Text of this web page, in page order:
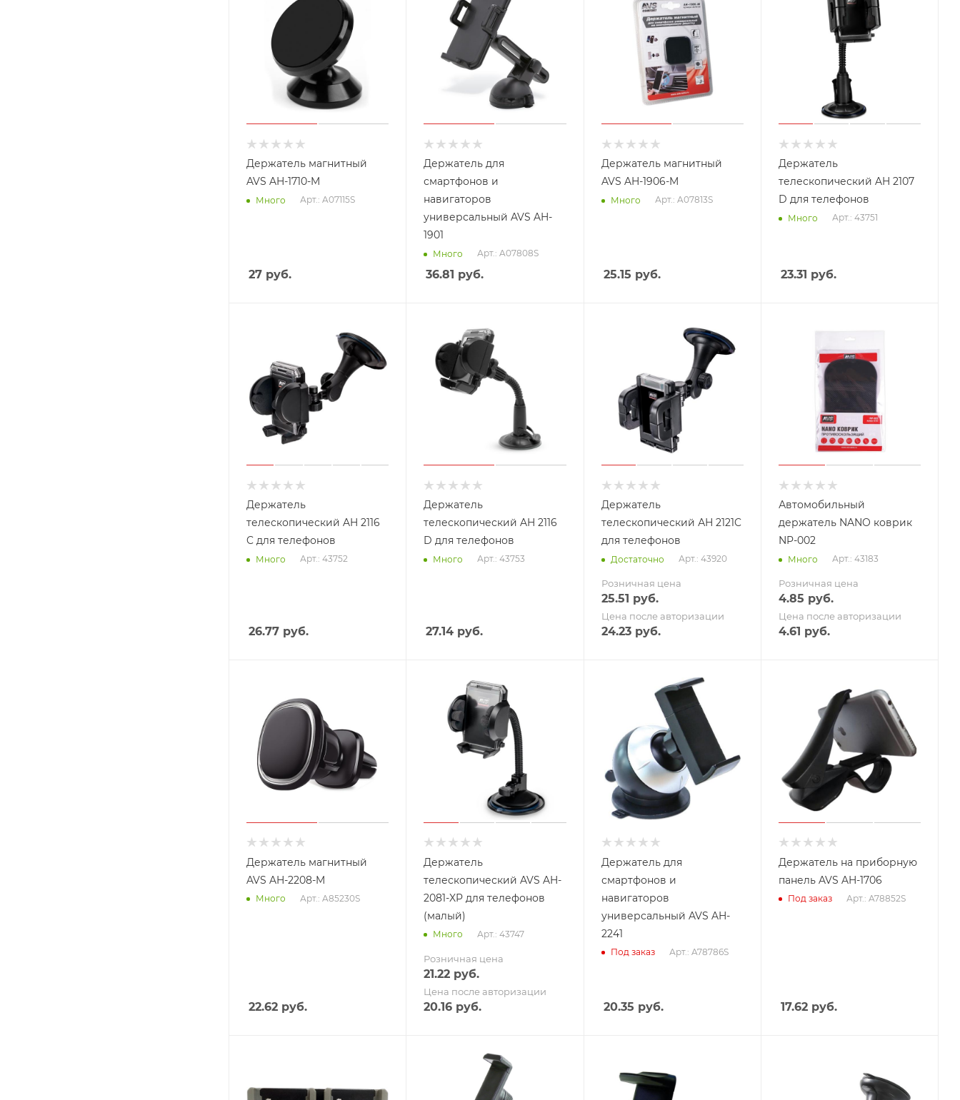
Держатель магнитный
AVS AH-1710-M
Много Арт.: A07115S
27 руб.
Держатель для
смартфонов и
навигаторов
универсальный AVS AH-
1901
Много Арт.: A07808S
36.81 руб.
Держатель магнитный
AVS AH-1906-M
Много Арт.: A07813S
25.15 руб.
Держатель
телескопический AH 2107
D для телефонов
Много Арт.: 43751
23.31 руб.
Держатель
телескопический AH 2116
C для телефонов
Много Арт.: 43752
26.77 руб.
Держатель
телескопический AH 2116
D для телефонов
Много Арт.: 43753
27.14 руб.
Держатель
телескопический АН 2121C
для телефонов
Достаточно Арт.: 43920
Розничная цена
25.51 руб.
Цена после авторизации
24.23руб.
Автомобильный
держатель NANO коврик
NP-002
Много Арт.: 43183
Розничная цена
4.85 руб.
Цена после авторизации
4.61 руб.
Держатель магнитный
AVS AH-2208-M
Много Арт.: A85230S
22.62 руб.
Держатель
телескопический AVS AH-
2081-XP для телефонов
(малый)
Много Арт.: 43747
Розничная цена
21.22 руб.
Цена после авторизации
20.16 руб.
Держатель для
смартфонов и
навигаторов
универсальный AVS AH-
2241
Под заказ Арт.: A78786S
20.35 руб.
Держатель на приборную
панель AVS AH-1706
Под заказ Арт.: A78852S
17.62руб.